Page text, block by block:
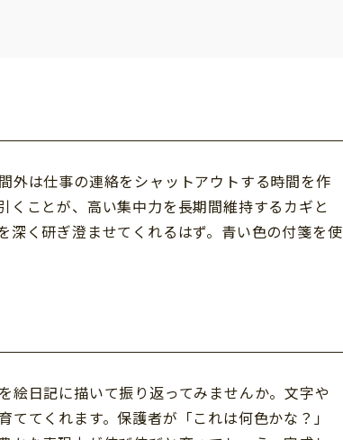
外は仕事の連絡をシャットアウトする時間を作
くことが、高い集中力を長期間維持するカギと
深く研ぎ澄ませてくれるはず。青い色の付箋を使
絵日記に描いて振り返ってみませんか。文字や
てくれます。保護者が「これは何色かな？」